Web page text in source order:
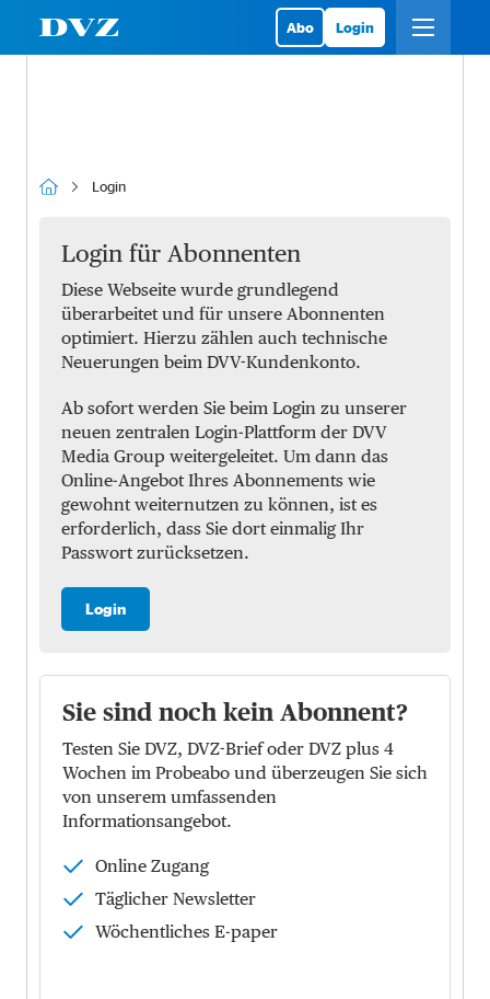
Abo Login
Login
Login für Abonnenten
Diese Webseite wurde grundlegend
überarbeitet und für unsere Abonnenten
optimiert. Hierzu zählen auch technische
Neuerungen beim DVV-Kundenkonto.
Ab sofort werden Sie beim Login zu unserer
neuen zentralen Login-Plattform der DVV
Media Group weitergeleitet. Um dann das
Online-Angebot Ihres Abonnements wie
gewohnt weiternutzen zu können, ist es
erforderlich, dass Sie dort einmalig Ihr
Passwort zurücksetzen.
Login
Sie sind noch kein Abonnent?
Testen Sie DVZ, DVZ-Brief oder DVZ plus 4
Wochen im Probeabo und überzeugen Sie sich
von unserem umfassenden
Informationsangebot.
Online Zugang
Täglicher Newsletter
Wöchentliches E-paper